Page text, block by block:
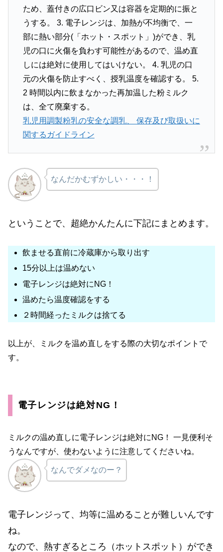
ため、蓋付きの広口ビン又は容器を定期的に振と
うする。 3. 電子レンジは、加熱が不均衡で、一
部に熱い部分(「ホット・スポット」)ができ、乳
児の口に火傷を負わす可能性があるので、温め直
しには絶対に使用してはいけない。 4. 乳児の口
元の火傷を防止すべく、授乳温度を確認する。 5.
2 時間以内に飲まなかった再加温した粉ミルク
は、全て廃棄する。
乳児用調製粉乳の安全な調乳、 保存及び取扱いに
関するガイドライン
なんだかむずかしい・・・！
ということで、超絶かんたんに下記にまとめます。
飲ませる直前に冷蔵庫から取り出す
15分以上は温めない
電子レンジは絶対にNG！
温めたら温度確認をする
２時間経ったミルクは捨てる
以上が、ミルクを温め直しをする際の大切なポイントで
す。
電子レンジは絶対NG！
ミルクの温め直しに電子レンジは絶対にNG！ 一見便利そ
うなんですが、使わないように注意してくださいね。
なんでダメなのー？
電子レンジって、均等に温めることが難しいんです
ね。
なので、熱すぎるところ（ホットスポット）ができ